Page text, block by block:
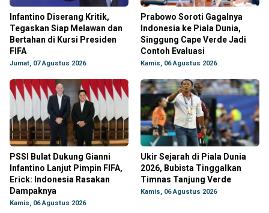
Infantino Diserang Kritik,
Tegaskan Siap Melawan dan
Bertahan di Kursi Presiden
FIFA
Jumat, 07 Agustus 2026
Prabowo Soroti Gagalnya
Indonesia ke Piala Dunia,
Singgung Cape Verde Jadi
Contoh Evaluasi
Kamis, 06 Agustus 2026
PSSI Bulat Dukung Gianni
Infantino Lanjut Pimpin FIFA,
Erick: Indonesia Rasakan
Dampaknya
Kamis, 06 Agustus 2026
Ukir Sejarah di Piala Dunia
2026, Bubista Tinggalkan
Timnas Tanjung Verde
Kamis, 06 Agustus 2026